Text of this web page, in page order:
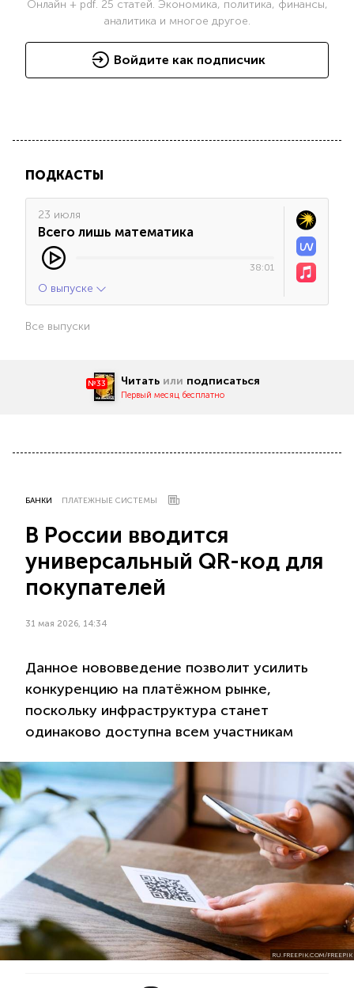
Онлайн + pdf. 25 статей. Экономика, политика, финансы,
аналитика и многое другое.
Войдите как подписчик
ПОДКАСТЫ
23 июля
Всего лишь математика
38:01
О выпуске
Все выпуски
№33 Читать или подписаться
Первый месяц бесплатно
БАНКИ ПЛАТЕЖНЫЕ СИСТЕМЫ
В России вводится
универсальный QR-код для
покупателей
31 мая 2026, 14:34
Данное нововведение позволит усилить
конкуренцию на платёжном рынке,
поскольку инфраструктура станет
одинаково доступна всем участникам
RU.FREEPIK.COM/FREEPIK